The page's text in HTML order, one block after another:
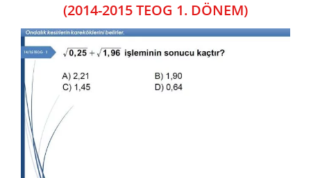
(2014-2015 TEOG 1. DÖNEM)